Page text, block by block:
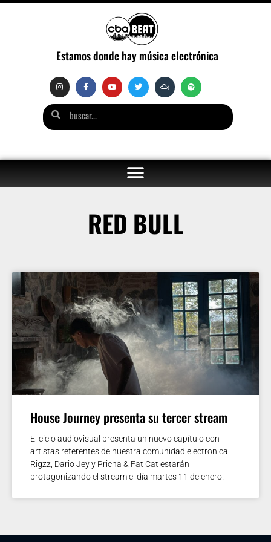
Estamos donde hay música electrónica
RED BULL
House Journey presenta su tercer stream
El ciclo audiovisual presenta un nuevo capítulo con
artistas referentes de nuestra comunidad electronica.
Rigzz, Dario Jey y Pricha & Fat Cat estarán
protagonizando el stream el día martes 11 de enero.